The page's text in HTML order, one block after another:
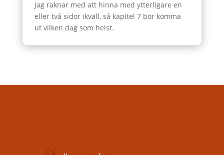
Jag räknar med att hinna med ytterligare en
eller två sidor ikväll, så kapitel 7 bör komma
ut vilken dag som helst.